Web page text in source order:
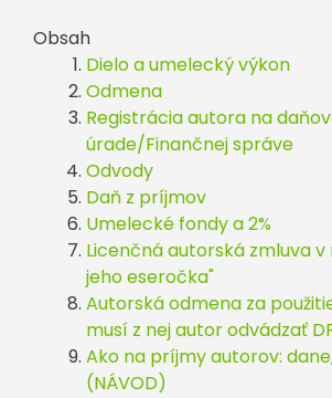
Obsah
Dielo a umelecký výkon
Odmena
Registrácia autora na
úrade/Finančnej správe
Odvody
Daň z príjmov
Umelecké fondy a 2%
Licenčná autorská zmluva
jeho eseročka"
Autorská odmena za
musí z nej autor odvádzať
Ako na príjmy autorov:
(NÁVOD)